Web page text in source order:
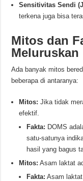
Sensitivitas Sendi
terkena juga bisa
Mitos dan
Meluruskan
Ada banyak mitos
beberapa di antaranya:
Mitos: Jika tidak
efektif.
Fakta: DOMS
satu-satunya
hasil yang bagus
Mitos: Asam laktat
Fakta: Asam